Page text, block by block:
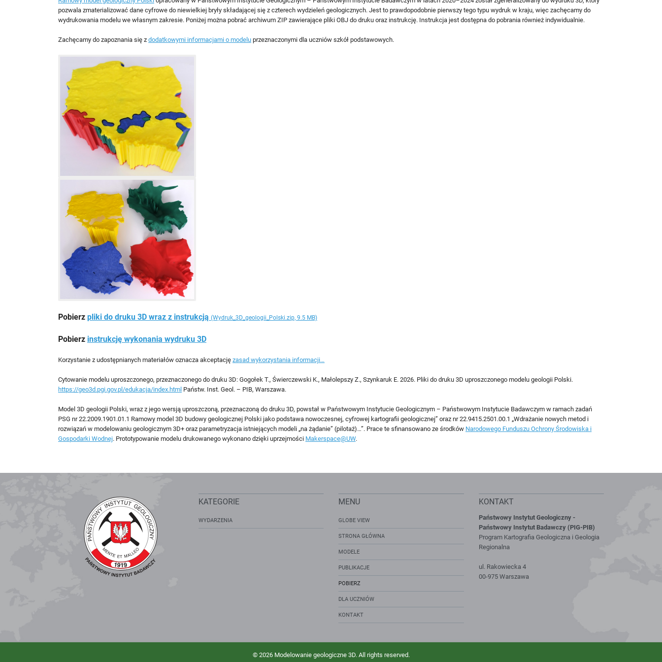
pozwala zmaterializować dane cyfrowe do niewielkiej bryły składającej się z czterech wydzieleń geologicznych. Jest to prawdopodobnie pierwszy tego typu wydruk w kraju, więc zachęcamy do
wydrukowania modelu we własnym zakresie. Poniżej można pobrać archiwum ZIP zawierające pliki OBJ do druku oraz instrukcję. Instrukcja jest dostępna do pobrania również indywidualnie.
Zachęcamy do zapoznania się z dodatkowymi informacjami o modelu przeznaczonymi dla uczniów szkół podstawowych.
wydruk_3d_pl1.jpg
wydruk_3d_pl2.jpg
Pobierz pliki do druku 3D wraz z instrukcją (Wydruk_3D_geologii_Polski.zip, 9.5 MB)
Pobierz instrukcję wykonania wydruku 3D
Korzystanie z udostępnianych materiałów oznacza akceptację zasad wykorzystania informacji…
Cytowanie modelu uproszczonego, przeznaczonego do druku 3D: Gogołek T., Świerczewski K., Małolepszy Z., Szynkaruk E. 2026. Pliki do druku 3D uproszczonego modelu geologii Polski.
https://geo3d.pgi.gov.pl/edukacja/index.html Państw. Inst. Geol. – PIB, Warszawa.
Model 3D geologii Polski, wraz z jego wersją uproszczoną, przeznaczoną do druku 3D, powstał w Państwowym Instytucie Geologicznym – Państwowym Instytucie Badawczym w ramach zadań
PSG nr 22.2009.1901.01.1 Ramowy model 3D budowy geologicznej Polski jako podstawa nowoczesnej, cyfrowej kartografii geologicznej” oraz nr 22.9415.2501.00.1 „Wdrażanie nowych metod i
rozwiązań w modelowaniu geologicznym 3D+ oraz parametryzacja istniejących modeli „na żądanie” (pilotaż)…”. Prace te sfinansowano ze środków Narodowego Funduszu Ochrony Środowiska i
Gospodarki Wodnej. Prototypowanie modelu drukowanego wykonano dzięki uprzejmości Makerspace@UW.
KATEGORIE
WYDARZENIA
MENU
GLOBE VIEW
STRONA GŁÓWNA
MODELE
PUBLIKACJE
POBIERZ
DLA UCZNIÓW
KONTAKT
KONTAKT
Państwowy Instytut Geologiczny -
Państwowy Instytut Badawczy (PIG-PIB)
Program Kartografia Geologiczna i Geologia
Regionalna
ul. Rakowiecka 4
00-975 Warszawa
© 2026 Modelowanie geologiczne 3D. All rights reserved.